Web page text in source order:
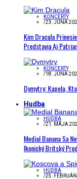
KONCERTY
/23. JÚNA
Kim Dracula
Predstavia Aj
KONCERTY
/18. JÚNA
Dymytry: Kapela,
Hudba
HUDBA
/21. MÁJA
Medial Banana Sa
Ikonický Britský
HUDBA
/25.